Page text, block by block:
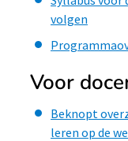
volgen
Voor
Beknopt
leren op de